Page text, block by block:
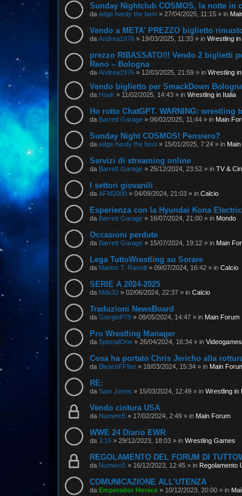
Sunday Nightclub COSMOS, la notte in
da edge hardy the best » 27/04/2025, 11:15 » in
Vendo a META' PREZZO biglietto
da Andrea1976 » 19/03/2025, 11:33 » in Wrestling in
prezzo RIBASSATO!!! Vendo 2 biglietti
Reno – Bologna
da Andrea1976 » 12/03/2025, 21:59 » in Wrestling
Vendo biglietto per SmackDown
da Hoak » 11/02/2025, 14:43 » in Wrestling in Italia
Ho rotto ChatGPT. WARNING: wrestling
da Barrett Garage » 06/02/2025, 11:44 » in Main
Sunday Night COSMOS! Pensiero?
da edge hardy the best » 15/01/2025, 7:24 » in
Servizi di streaming online
da Barrett Garage » 25/12/2024, 23:52 » in TV &
I settori giovanili
da AFM2000 » 04/09/2024, 21:03 » in Calcio
Esperienza con la Hyundai Kona
da Barrett Garage » 16/07/2024, 21:00 » in Mondo
Occasioni perdute
da Barrett Garage » 15/07/2024, 19:12 » in Main
Lega TuttoWrestling su Sorare
da Marino T. Ravelli » 09/07/2024, 16:42 » in Calcio
SERIE A 2024-2025
da Mds32 » 02/06/2024, 22:37 » in Calcio
Traduzioni NewsBoard
da GiorgioP79 » 08/05/2024, 14:47 » in Main Forum
Pro Wrestling Manager
da SpecialOne » 26/04/2024, 16:34 » in
Cosa ha portato Chris Jericho alla
da BleachFFfan » 18/03/2024, 15:34 » in Main
RE:
da Sam Jones » 15/03/2024, 12:49 » in Wrestling in
Vendo cintura USA
da Numero5 » 17/02/2024, 2:49 » in Main Forum
WWE 24 Diario EWR
da 3:16 » 29/12/2023, 18:03 » in Wrestling Games
REGOLAMENTO DEL FORUM DI
da Numero5 » 16/12/2023, 12:45 » in Regolamento
COMUNICAZIONE ALL'UTENZA
da Emperador Horace » 10/12/2023, 20:00 » in